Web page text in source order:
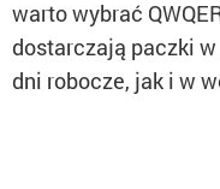
warto wybrać
dostarczają paczki
dni robocze, jak i w